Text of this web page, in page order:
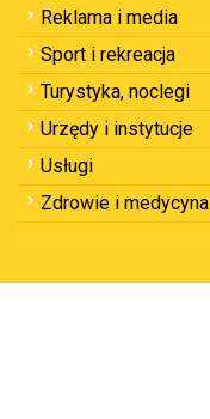
Reklama i media
Sport i rekreacja
Turystyka, noclegi
Urzędy i instytucje
Usługi
Zdrowie i medycyna